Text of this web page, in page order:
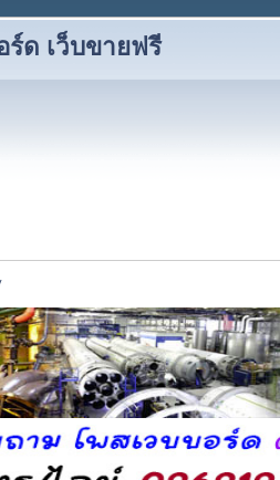
ร์ด เว็บขายฟรี